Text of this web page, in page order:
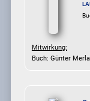
Mitwirkung:
Buch: Günter